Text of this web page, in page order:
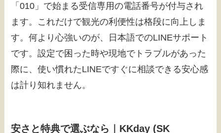
「010」で始まる受信専用の電話番号が付与され
ます。これだけで観光の利便性は格段に向上しま
す。何より心強いのが、日本語でのLINEサポート
です。設定で困った時や現地でトラブルがあった
際に、使い慣れたLINEですぐに相談できる安心感
は計り知れません。
安さと特典で選ぶなら｜KKday (SK